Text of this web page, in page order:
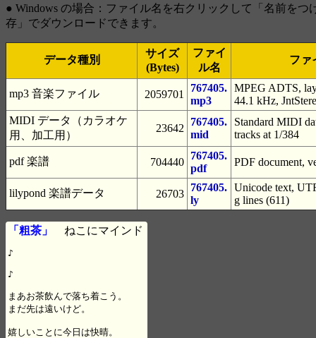
● Windows の場合：ファイル名を右クリックして「名前をつ
存」でダウンロードできます。
データ種別
サイズ
(Bytes)
ファイ
ル名
ファ
mp3 音楽ファイル 2059701
767405.
mp3
MPEG ADTS,
44.1 kHz,
MIDI データ（カラオケ
用、加工用）
23642
767405.
mid
Standard MIDI
tracks at 1/384
pdf 楽譜 704440
767405.
pdf
PDF document,
lilypond 楽譜データ 26703
767405.
ly
Unicode text,
g lines (611)
「粗茶」 ねこにマインド
♪
♪
まあお茶飲んで落ち着こう。
まだ先は遠いけど。
嬉しいことに今日は快晴。